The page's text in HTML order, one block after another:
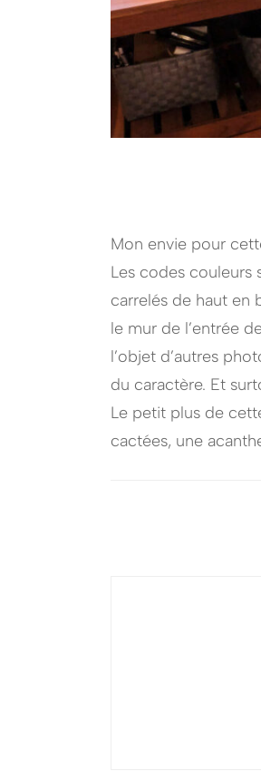
Mon envie pour
Les codes couleurs
carrelés de haut en
le mur de l’entrée
l’objet d’autres
du caractère. Et
Le petit plus de
cactées, une